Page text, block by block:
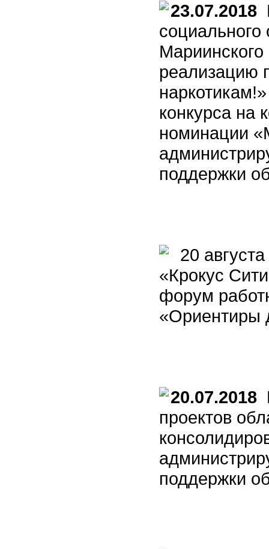
23.07.2018
реализацию
конкурса на
номинации
поддержки
20
«Крокус
форум
«Ориентиры
20.07.2018
проектов
поддержки